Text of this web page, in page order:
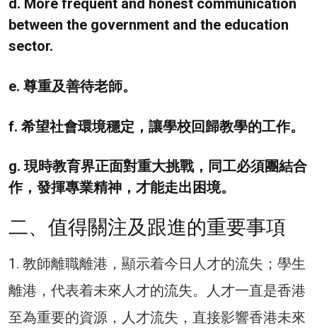
d. More frequent and honest communication
between the government and the education
sector.
e. 尊重及善待老師。
f. 希望社會環境穩定，讓學校回歸教學的工作。
g. 現時教育界正面對重大挑戰，同工必須團結合
作，發揮專業精神，才能走出困境。
二、值得關注及跟進的重要事項
1. 教師離職離港，顯示着今日人才的流失；學生
離港，代表着未來人才的流失。人才一直是香港
至為重要的資源，人才流失，直接影響香港未來